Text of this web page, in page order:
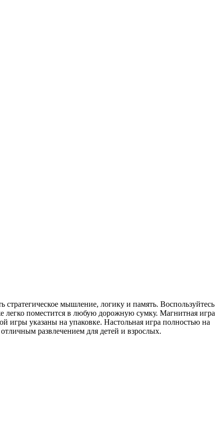
мышление, логику и память. Воспользуйтесь
легко поместится в любую дорожную сумку. Магнитная игра
игры указаны на упаковке. Настольная игра полностью на
развлечением для детей и взрослых.